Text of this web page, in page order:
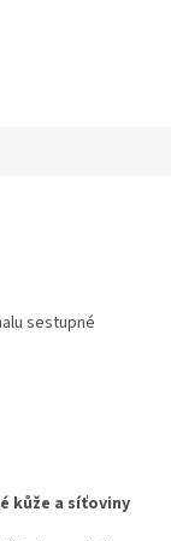
sestupné
kůže a síťoviny